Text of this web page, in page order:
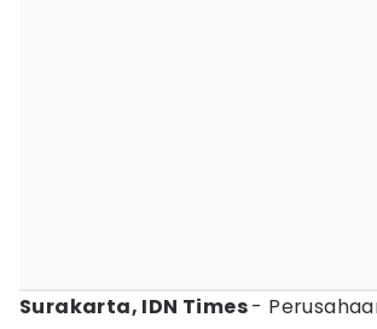
Surakarta, IDN Times-